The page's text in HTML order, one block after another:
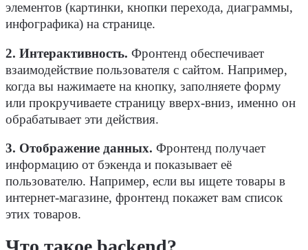
элементов (картинки, кнопки перехода, диаграммы,
инфографика) на странице.
2. Интерактивность. Фронтенд обеспечивает
взаимодействие пользователя с сайтом. Например,
когда вы нажимаете на кнопку, заполняете форму
или прокручиваете страницу вверх-вниз, именно он
обрабатывает эти действия.
3. Отображение данных. Фронтенд получает
информацию от бэкенда и показывает её
пользователю. Например, если вы ищете товары в
интернет-магазине, фронтенд покажет вам список
этих товаров.